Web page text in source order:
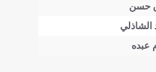
حسن
الشاذلي
عبده